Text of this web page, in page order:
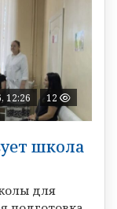
12:26 12
школа
для